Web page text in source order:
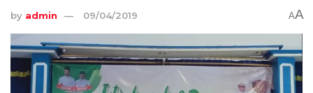
by admin 09/04/2019 AA